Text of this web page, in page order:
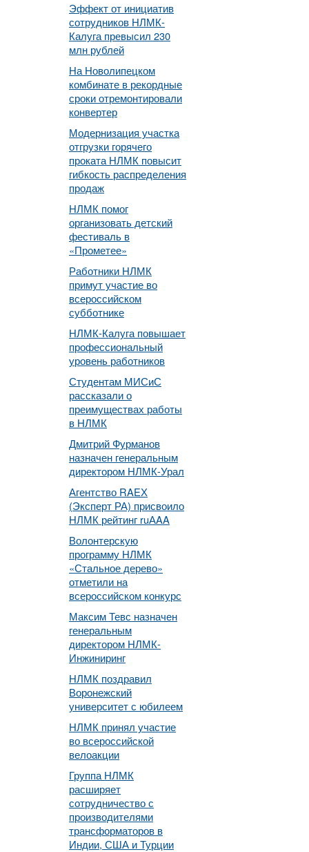
Эффект от инициатив
сотрудников НЛМК-
Калуга превысил 230
млн рублей
На Новолипецком
комбинате в рекордные
сроки отремонтировали
конвертер
Модернизация участка
отгрузки горячего
проката НЛМК повысит
гибкость распределения
продаж
НЛМК помог
организовать детский
фестиваль в
«Прометее»
Работники НЛМК
примут участие во
всероссийском
субботнике
НЛМК-Калуга повышает
профессиональный
уровень работников
Студентам МИСиС
рассказали о
преимуществах работы
в НЛМК
Дмитрий Фурманов
назначен генеральным
директором НЛМК-Урал
Агентство RAEХ
(Эксперт РА) присвоило
НЛМК рейтинг ruАAA
Волонтерскую
программу НЛМК
«Стальное дерево»
отметили на
всероссийском конкурс
Максим Тевс назначен
генеральным
директором НЛМК-
Инжиниринг
НЛМК поздравил
Воронежский
университет с юбилеем
НЛМК принял участие
во всероссийской
велоакции
Группа НЛМК
расширяет
сотрудничество с
производителями
трансформаторов в
Индии, США и Турции